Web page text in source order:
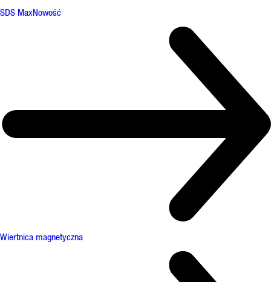
SDS MaxNowość
Wiertnica magnetyczna